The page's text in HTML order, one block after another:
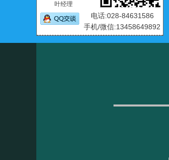
叶经理
电话:028-84631586
手机/微信:13458649892